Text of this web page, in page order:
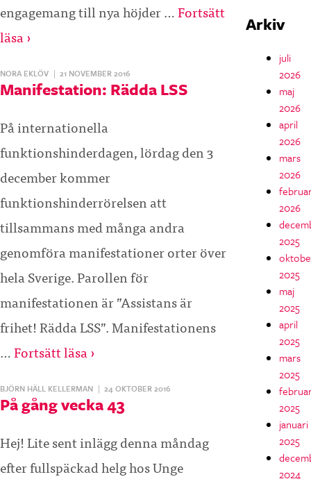
engagemang till nya höjder …Fortsätt
läsa ›
NORA EKLÖV | 21 NOVEMBER 2016
Manifestation: Rädda LSS
På internationella
funktionshinderdagen, lördag den 3
december kommer
funktionshinderrörelsen att
tillsammans med många andra
genomföra manifestationer orter över
hela Sverige. Parollen för
manifestationen är ”Assistans är
frihet! Rädda LSS”. Manifestationens
…Fortsätt läsa ›
BJÖRN HÄLL KELLERMAN | 24 OKTOBER 2016
På gång vecka 43
Hej! Lite sent inlägg denna måndag
efter fullspäckad helg hos Unge
Arkiv
juli
2026
maj
2026
april
2026
mars
2026
2026
2025
2025
maj
2025
april
2025
mars
2025
2025
januari
2025
2024